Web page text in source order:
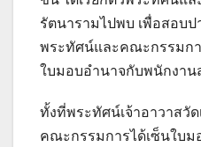
รัตนารามไปพบ เพื่อสอบ
พระทัศน์และคณะกรรมก
ใบมอบอำนาจกับพนักงาน
ทั้งที่พระทัศน์เจ้าอาวาสวั
คณะกรรมการได้เซ็นใบม